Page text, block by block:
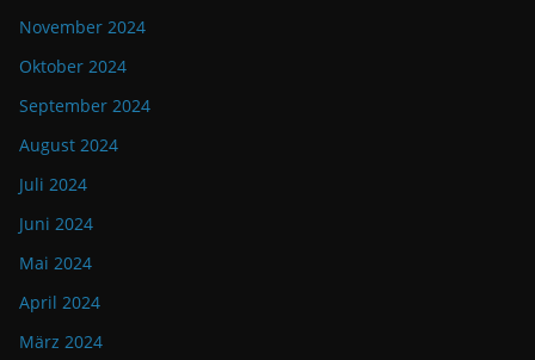
November 2024
Oktober 2024
September 2024
August 2024
Juli 2024
Juni 2024
Mai 2024
April 2024
März 2024